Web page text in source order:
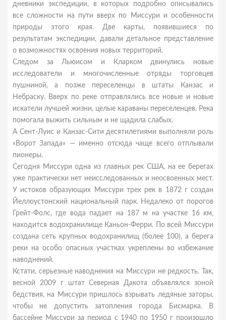
дневники экспедиции, в которых подробно описывались
все сложности на пути вверх по Миссури и особенности
природы этого края. Две карты, появившиеся по
результатам экспедиции, давали детальное представление
о возможностях освоения новых территорий.
Следом за Льюисом и Кларком двинулись новые
исследователи и многочисленные отряды торговцев
пушниной, а позже переселенцы в штаты Канзас и
Небраску. Вверх по реке отправлялись все новые и новые
искатели лучшей жизни, целые караваны переселенцев. Река
помогала выжить сильным и не щадила слабых.
А Сент-Луис и Канзас-Сити десятилетиями выполняли роль
«Ворот Запада» — именно отсюда чаще всего отплывали
пионеры.
Сегодня Миссури одна из главных рек США, на ее берегах
уже практически нет неисследованных и неосвоенных мест.
У истоков образующих Миссури трех рек в 1872 г создан
Йеллоустонский национальный парк. Недалеко от порогов
Грейт-Фолс, где вода падает на 187 м на участке 16 км,
находится водохранилище Каньон-Ферри. По всей Миссури
создана сеть крупных водохранилищ (более 100), а берега
реки на особо опасных участках укреплены во избежание
наводнений.
Кстати, серьезные наводнения на Миссури не редкость. Так,
весной 2009 г штат Северная Дакота объявлялся зоной
бедствия, на Миссури пришлось взрывать ледяные заторы,
чтобы не допустить затопления города Бисмарка. В
бассейне Миссури за период с 1940 по 1950 г произошло